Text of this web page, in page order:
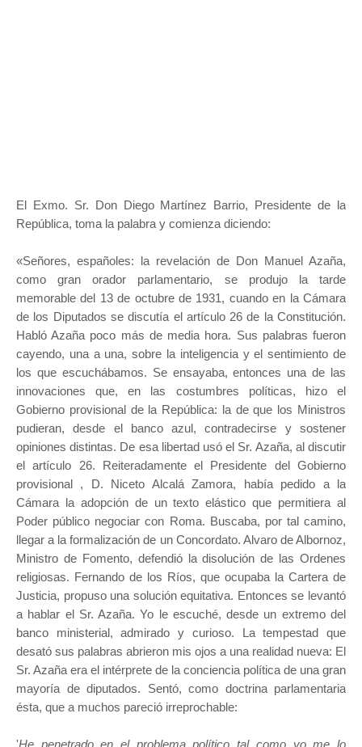
El Exmo. Sr. Don Diego Martínez Barrio, Presidente de la
República, toma la palabra y comienza diciendo:
«Señores, españoles: la revelación de Don Manuel Azaña,
como gran orador parlamentario, se produjo la tarde
memorable del 13 de octubre de 1931, cuando en la Cámara
de los Diputados se discutía el artículo 26 de la Constitución.
Habló Azaña poco más de media hora. Sus palabras fueron
cayendo, una a una, sobre la inteligencia y el sentimiento de
los que escuchábamos. Se ensayaba, entonces una de las
innovaciones que, en las costumbres políticas, hizo el
Gobierno provisional de la República: la de que los Ministros
pudieran, desde el banco azul, contradecirse y sostener
opiniones distintas. De esa libertad usó el Sr. Azaña, al discutir
el artículo 26. Reiteradamente el Presidente del Gobierno
provisional , D. Niceto Alcalá Zamora, había pedido a la
Cámara la adopción de un texto elástico que permitiera al
Poder público negociar con Roma. Buscaba, por tal camino,
llegar a la formalización de un Concordato. Alvaro de Albornoz,
Ministro de Fomento, defendió la disolución de las Ordenes
religiosas. Fernando de los Ríos, que ocupaba la Cartera de
Justicia, propuso una solución equitativa. Entonces se levantó
a hablar el Sr. Azaña. Yo le escuché, desde un extremo del
banco ministerial, admirado y curioso. La tempestad que
desató sus palabras abrieron mis ojos a una realidad nueva: El
Sr. Azaña era el intérprete de la conciencia política de una gran
mayoría de diputados. Sentó, como doctrina parlamentaria
ésta, que a muchos pareció irreprochable: